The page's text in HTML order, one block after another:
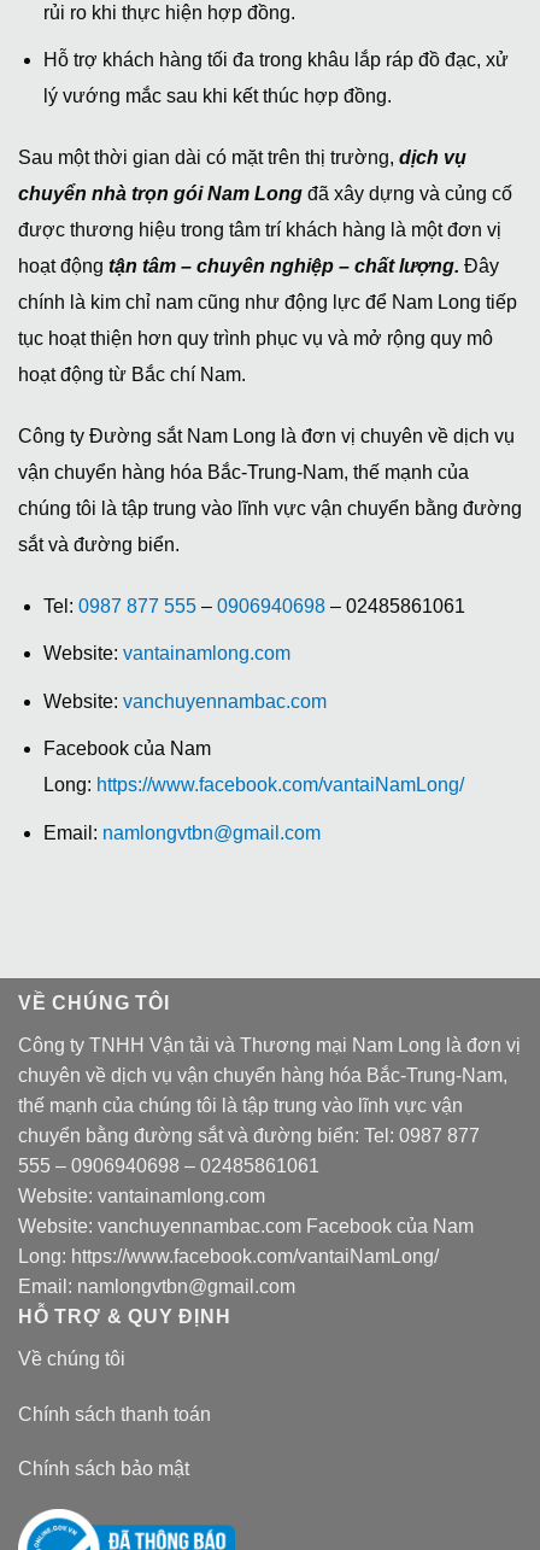
rủi ro khi thực hiện hợp đồng.
Hỗ trợ khách hàng tối đa trong khâu lắp ráp đồ đạc, xử
lý vướng mắc sau khi kết thúc hợp đồng.
Sau một thời gian dài có mặt trên thị trường, dịch vụ
chuyển nhà trọn gói Nam Long đã xây dựng và củng cố
được thương hiệu trong tâm trí khách hàng là một đơn vị
hoạt động tận tâm – chuyên nghiệp – chất lượng. Đây
chính là kim chỉ nam cũng như động lực để Nam Long tiếp
tục hoạt thiện hơn quy trình phục vụ và mở rộng quy mô
hoạt động từ Bắc chí Nam.
Công ty Đường sắt Nam Long là đơn vị chuyên về dịch vụ
vận chuyển hàng hóa Bắc-Trung-Nam, thế mạnh của
chúng tôi là tập trung vào lĩnh vực vận chuyển bằng đường
sắt và đường biển.
Tel: 0987 877 555– 0906940698– 02485861061
Website: vantainamlong.com
Website: vanchuyennambac.com
Facebook của Nam
Long: https://www.facebook.com/vantaiNamLong/
Email: namlongvtbn@gmail.com
VỀ CHÚNG TÔI
Công ty TNHH Vận tải và Thương mại Nam Long là đơn vị
chuyên về dịch vụ vận chuyển hàng hóa Bắc-Trung-Nam,
thế mạnh của chúng tôi là tập trung vào lĩnh vực vận
chuyển bằng đường sắt và đường biển: Tel: 0987 877
555 – 0906940698 – 02485861061
Website: vantainamlong.com
Website: vanchuyennambac.com Facebook của Nam
Long: https://www.facebook.com/vantaiNamLong/
Email: namlongvtbn@gmail.com
HỖ TRỢ & QUY ĐỊNH
Về chúng tôi
Chính sách thanh toán
Chính sách bảo mật